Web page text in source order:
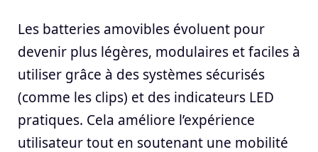
Les batteries amovibles évoluent pour
devenir plus légères, modulaires et faciles à
utiliser grâce à des systèmes sécurisés
(comme les clips) et des indicateurs LED
pratiques. Cela améliore l’expérience
utilisateur tout en soutenant une mobilité